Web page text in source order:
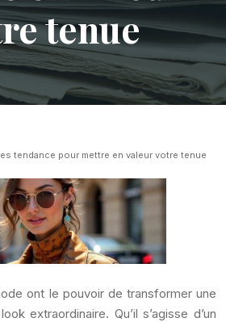
tenue
tendance pour mettre en valeur votre tenue
ont le pouvoir de transformer une
extraordinaire. Qu’il s’agisse d’un